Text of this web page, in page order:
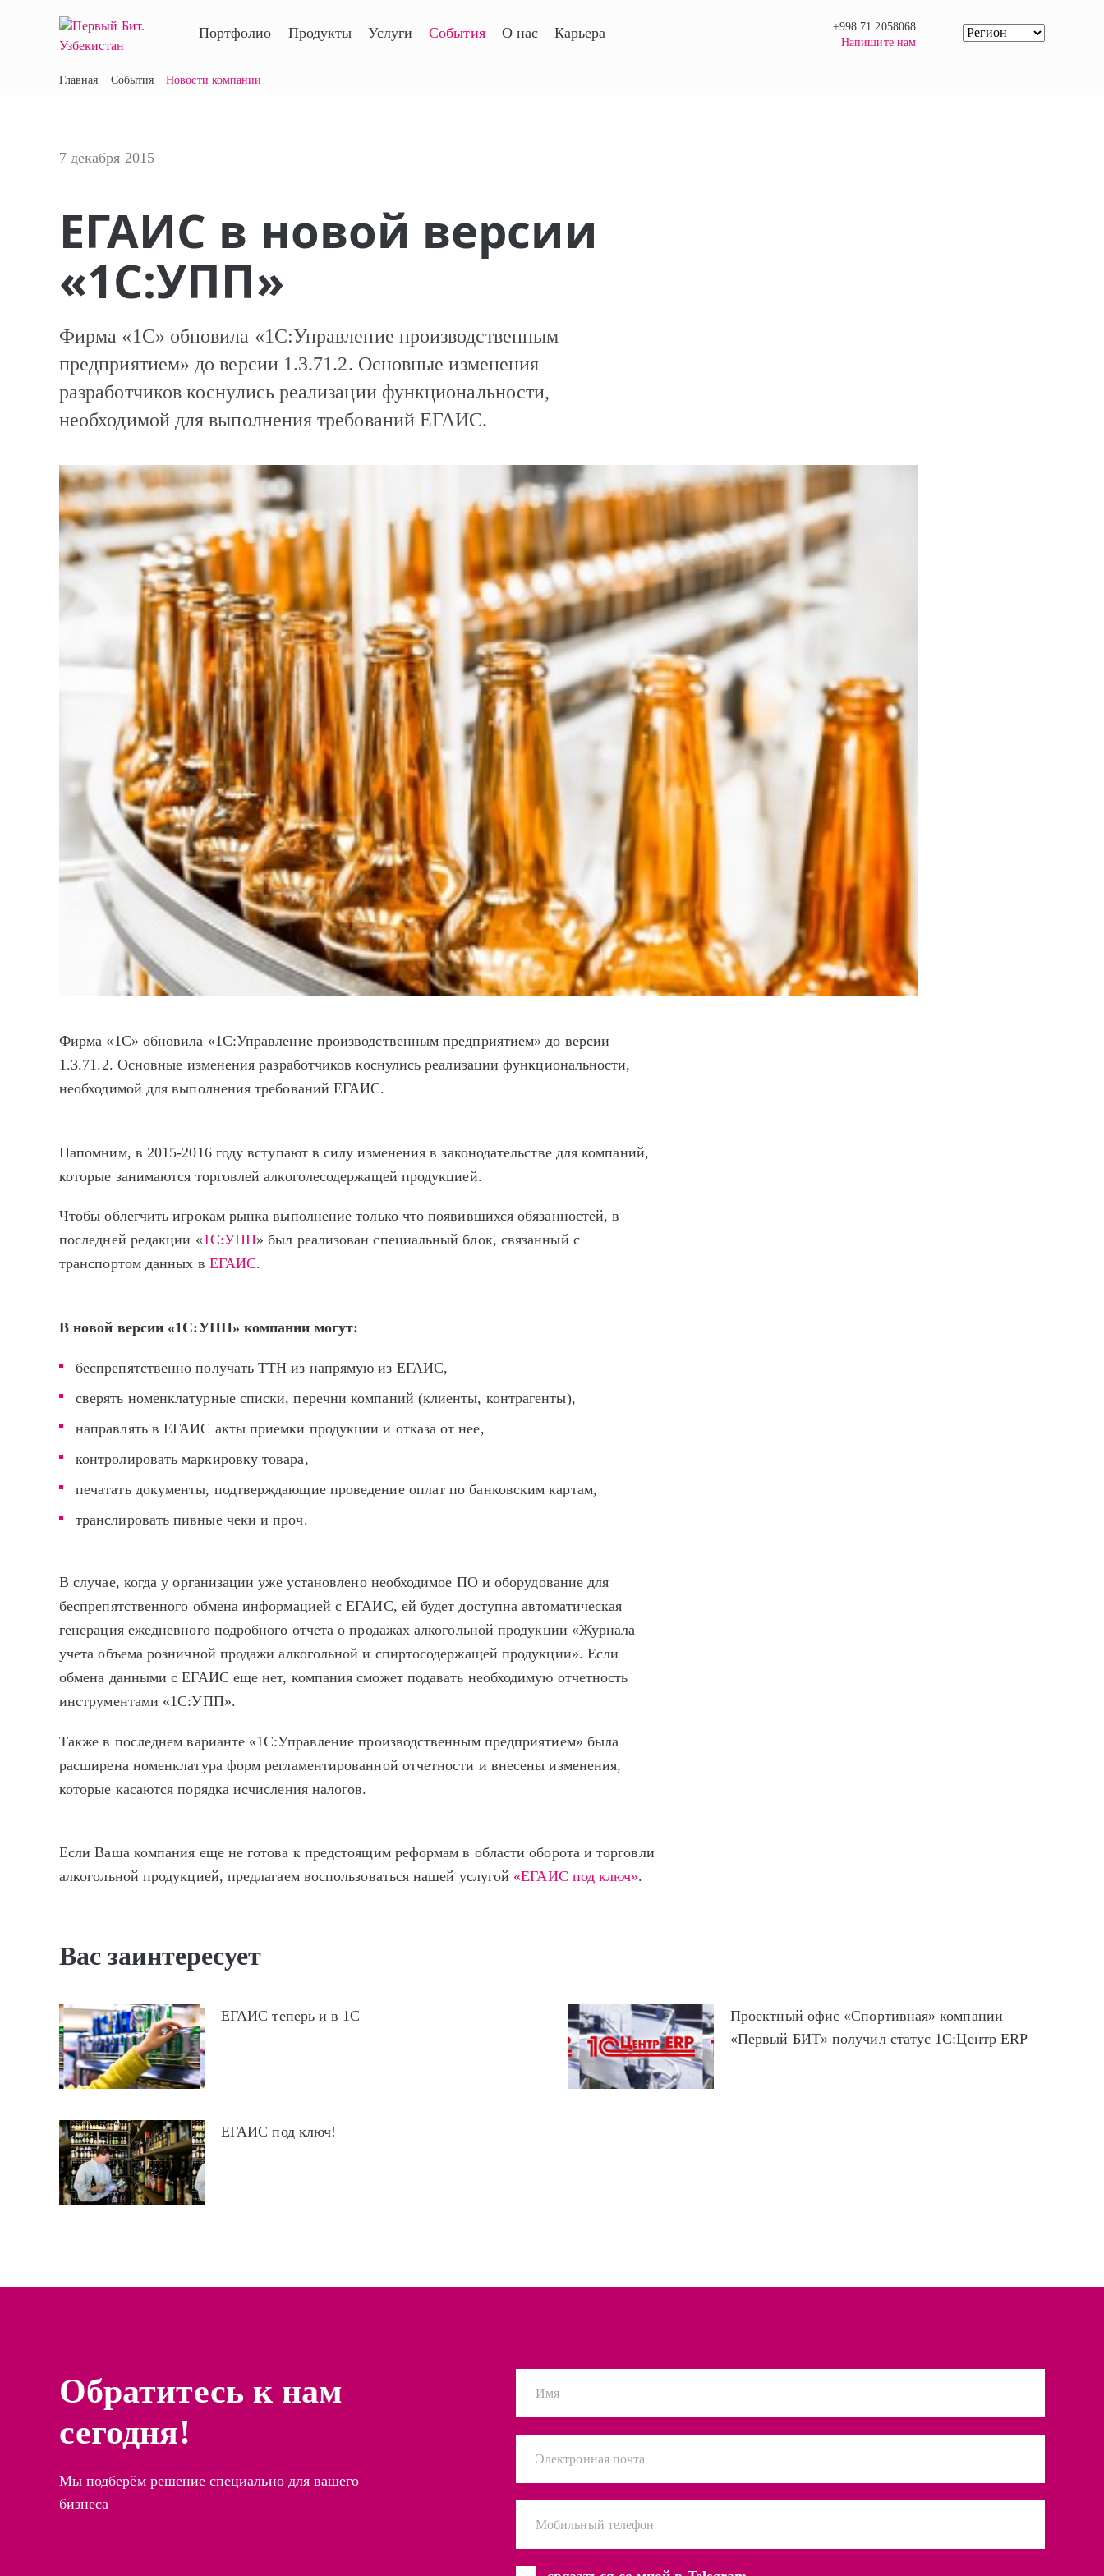
Портфолио Продукты Услуги События О нас Карьера
+998 71 2058068
Напишите нам
Главная События Новости компании
7 декабря 2015
ЕГАИС в новой версии
«1С:УПП»
Фирма «1С» обновила «1С:Управление производственным
предприятием» до версии 1.3.71.2. Основные изменения
разработчиков коснулись реализации функциональности,
необходимой для выполнения требований ЕГАИС.
Фирма «1С» обновила «1С:Управление производственным предприятием» до версии
1.3.71.2. Основные изменения разработчиков коснулись реализации функциональности,
необходимой для выполнения требований ЕГАИС.
Напомним, в 2015-2016году вступают в силу изменения в законодательстве для компаний,
которые занимаются торговлей алкоголесодержащей продукцией.
Чтобы облегчить игрокам рынка выполнение только что появившихся обязанностей, в
последней редакции «1С:УПП» был реализован специальный блок, связанный с
транспортом данных в ЕГАИС.
В новой версии «1С:УПП» компании могут:
беспрепятственно получать ТТН из напрямую из ЕГАИС,
сверять номенклатурные списки, перечни компаний (клиенты, контрагенты),
направлять в ЕГАИС акты приемки продукции и отказа от нее,
контролировать маркировку товара,
печатать документы, подтверждающие проведение оплат по банковским картам,
транслировать пивные чеки и проч.
В случае, когда у организации уже установлено необходимое ПО и оборудование для
беспрепятственного обмена информацией с ЕГАИС, ей будет доступна автоматическая
генерация ежедневного подробного отчета о продажах алкогольной продукции «Журнала
учета объема розничной продажи алкогольной и спиртосодержащей продукции». Если
обмена данными с ЕГАИС еще нет, компания сможет подавать необходимую отчетность
инструментами «1С:УПП».
Также в последнем варианте «1С:Управление производственным предприятием» была
расширена номенклатура форм регламентированной отчетности и внесены изменения,
которые касаются порядка исчисления налогов.
Если Ваша компания еще не готова к предстоящим реформам в области оборота и торговли
алкогольной продукцией, предлагаем воспользоваться нашей услугой «ЕГАИС под ключ».
Вас заинтересует
ЕГАИС теперь и в 1С
Проектный офис «Спортивная» компании
«Первый БИТ» получил статус 1С:Центр ERP
ЕГАИС под ключ!
Обратитесь к нам
сегодня!
Мы подберём решение специально для вашего
бизнеса
Имя
Электронная почта
Мобильный телефон